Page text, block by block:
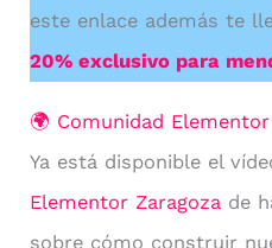
este enlace además te
20% exclusivo para
🌍 Comunidad Elementor
Ya está disponible el
Elementor Zaragoza de
sobre cómo construir